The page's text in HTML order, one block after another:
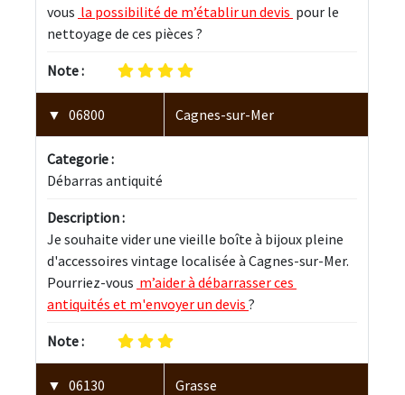
vous la possibilité de m’établir un devis pour le
nettoyage de ces pièces ?
Note :
06800 Cagnes-sur-Mer
Categorie :
Débarras antiquité
Description :
Je souhaite vider une vieille boîte à bijoux pleine
d'accessoires vintage localisée à Cagnes-sur-Mer.
Pourriez-vous m’aider à débarrasser ces
antiquités et m'envoyer un devis ?
Note :
06130 Grasse